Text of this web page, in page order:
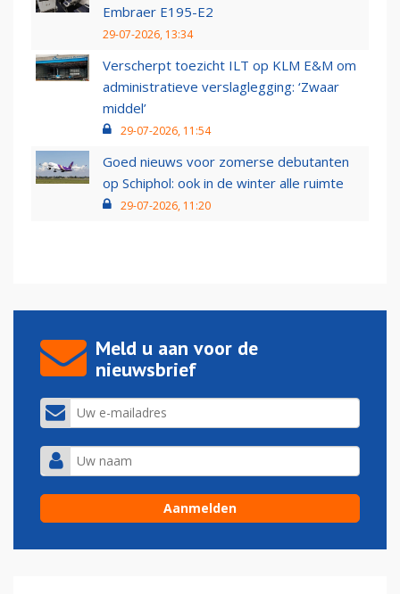
Embraer E195-E2
29-07-2026, 13:34
Verscherpt toezicht ILT op KLM E&M om
administratieve verslaglegging: ‘Zwaar
middel’
29-07-2026, 11:54
Goed nieuws voor zomerse debutanten
op Schiphol: ook in de winter alle ruimte
29-07-2026, 11:20
Meld u aan voor de
nieuwsbrief